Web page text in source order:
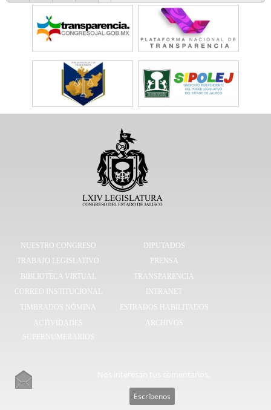
NUESTRO CONGRESO
DIPUTADOS
TRABAJO LEGISLATIVO
PRENSA
BIBLIOTECA VIRTUAL
TRANSPARENCIA
CORREO INSTITUCIONAL
INTRANET
TIMBRADOS NÓMINA
ESTRADOS HABILITADOS
ACTIVIDADES
SUPERNUMERARIOS
ARCHIVOS
Escríbenos